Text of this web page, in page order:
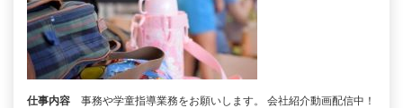
仕事内容
事務や学童指導業務をお願いします。 会社紹介動画配信中！